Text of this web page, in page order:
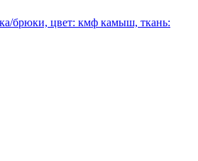
брюки, цвет: кмф камыш, ткань: